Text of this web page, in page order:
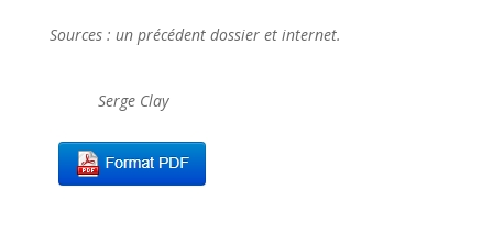
Sources : un précédent dossier et internet.
Serge Clay